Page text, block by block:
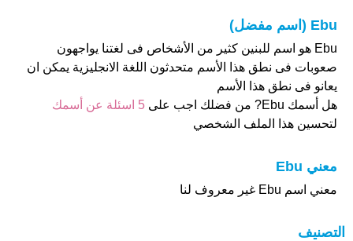
Ebu (اسم مفضل)
Ebu هو اسم للبنين كثير من الأشخاص فى لغتنا يواجهون
صعوبات فى نطق هذا الأسم متحدثون اللغة الانجليزية يمكن ان
يعانو فى نطق هذا الأسم
هل أسمك Ebu? من فضلك اجب على
5 اسئلة عن أسمك
لتحسين هذا الملف الشخصي
معني Ebu
معني اسم Ebu غير معروف لنا
التصنيف